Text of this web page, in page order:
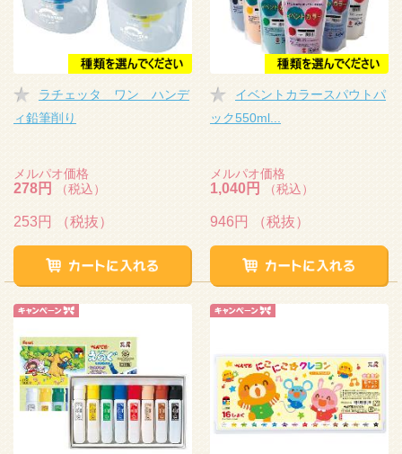
ラチェッタ ワン ハンデ
ィ鉛筆削り
メルパオ価格
278円 （税込）
253円 （税抜）
イベントカラースパウトパ
ック550ml...
メルパオ価格
1,040円 （税込）
946円 （税抜）